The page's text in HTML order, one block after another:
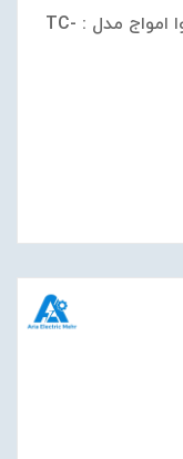
ترموستات تابلويي هيتر سری M شیوا امواج مدل : TC-